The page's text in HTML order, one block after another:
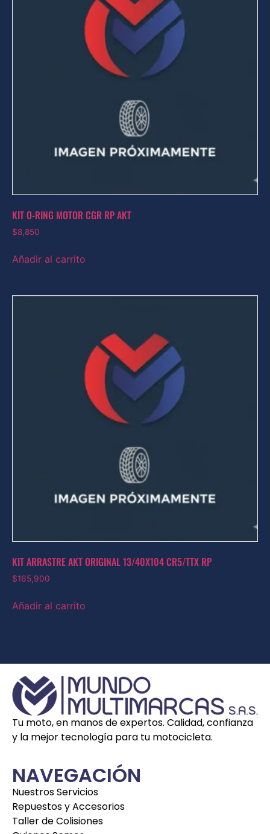
KIT O-RING MOTOR CGR RP AKT
$8,850
Añadir al carrito
KIT ARRASTRE AKT ORIGINAL 13/40X104 CR5/TTX RP
$165,900
Añadir al carrito
Tu moto, en manos de expertos. Calidad, confianza
y la mejor tecnología para tu motocicleta.
NAVEGACIÓN
Nuestros Servicios
Repuestos y Accesorios
Taller de Colisiones